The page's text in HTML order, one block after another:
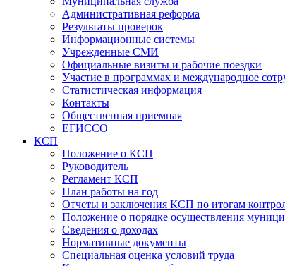
Административная реформа
Результаты проверок
Информационные системы
Учрежденные СМИ
Официальные визиты и рабочие поездки
Участие в программах и международное
Статистическая информация
Контакты
Общественная приемная
ЕГИССО
КСП
Положение о КСП
Руководитель
Регламент КСП
План работы на год
Отчеты и заключения КСП по итогам
Положение о порядке осуществления
Сведения о доходах
Нормативные документы
Специальная оценка условий труда